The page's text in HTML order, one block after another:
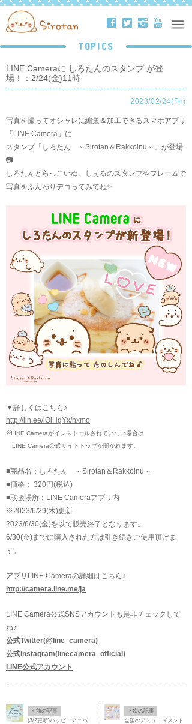
ä å ë ð
TOPICS
LINE Cameraに しろたんのスタンプ が登
場！：2/24(金)11時
2023/02/24(Fri)
写真を撮ってオシャレに編集＆加工できるスマホアプリ
「LINE Camera」に
スタンプ「しろたん ～Sirotan＆Rakkoinu～」が登場
📷
しろたんとらっこいぬ、しぇるのスタンプやフレームで
写真をふんわりデコってみてね✨
▼詳しくはこちら♪
http://lin.ee/lOlHgYx/hxmo
※LINE Cameraがインストールされていない場合は
LINE Camera公式サイトトップが開かれます。
■商品名：しろたん ～Sirotan＆Rakkoinu～
■価格： 320円(税込)
■取扱場所：LINE Cameraアプリ内
※2023/6/29(木)更新
2023/6/30(金)を以て販売終了となります。
6/30(金)までに購入された方は引き続きご使用頂けま
す。
アプリLINE Cameraの詳細はこちら♪
http://camera.line.me/ja
LINE Camera公式SNSアカウントも是非チェックして
ね♪
公式Twitter(@line_camera)
公式Instagram(linecamera_official)
LINE公式アカウント
Ô 前の記事
(3/2更新)ハッピーアニバ
× 次の記事
全国のアミューズメント